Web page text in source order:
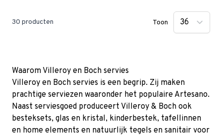
30 producten Toon
Waarom Villeroy en Boch servies
Villeroy en Boch servies is een begrip. Zij maken
prachtige serviezen waaronder het populaire Artesano.
Naast serviesgoed produceert Villeroy & Boch ook
besteksets, glas en kristal, kinderbestek, tafellinnen
en home elements en natuurlijk tegels en sanitair voor